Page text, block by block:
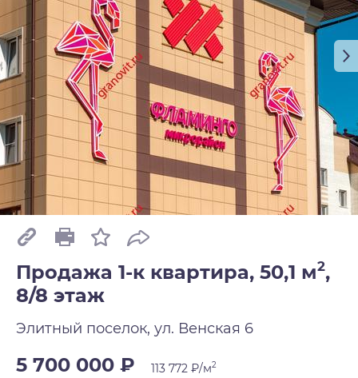
Продажа 1-к квартира, 50,1 м2,
8/8 этаж
Элитный поселок, ул. Венская 6
5 700 000 ₽ 113 772 ₽/м2